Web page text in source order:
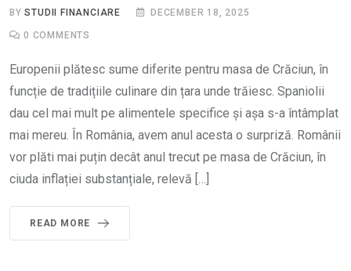
BYSTUDII FINANCIARE DECEMBER 18, 2025
0 COMMENTS
Europenii plătesc sume diferite pentru masa de Crăciun, în
funcție de tradițiile culinare din țara unde trăiesc. Spaniolii
dau cel mai mult pe alimentele specifice și așa s-a întâmplat
mai mereu. În România, avem anul acesta o surpriză. Românii
vor plăti mai puțin decât anul trecut pe masa de Crăciun, în
ciuda inflației substanțiale, relevă […]
READ MORE